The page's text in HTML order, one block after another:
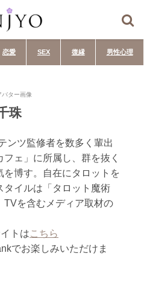
恋愛 SEX 復縁 男性心理
珠
ンツ監修者を数多く輩出
ェ」に所属し、群を抜く
を博す。自在にタロットを
タイルは「タロット魔術
TVを含むメディア取材の
トは こちら
でお楽しみいただけま